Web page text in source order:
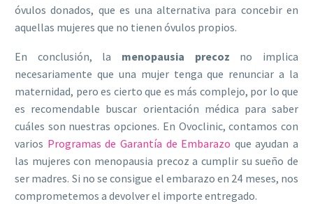
óvulos donados, que es una alternativa para concebir en
aquellas mujeres que no tienen óvulos propios.
En conclusión, la menopausia precoz no implica
necesariamente que una mujer tenga que renunciar a la
maternidad, pero es cierto que es más complejo, por lo que
es recomendable buscar orientación médica para saber
cuáles son nuestras opciones. En Ovoclinic, contamos con
varios Programas de Garantía de Embarazo que ayudan a
las mujeres con menopausia precoz a cumplir su sueño de
ser madres. Si no se consigue el embarazo en 24 meses, nos
comprometemos a devolver el importe entregado.